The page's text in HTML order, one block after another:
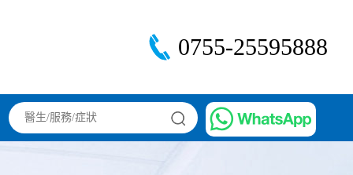
0755-25595888